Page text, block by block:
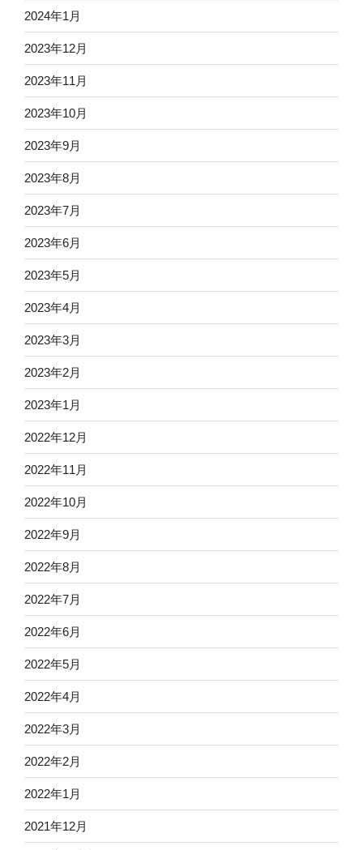
2024年1月
2023年12月
2023年11月
2023年10月
2023年9月
2023年8月
2023年7月
2023年6月
2023年5月
2023年4月
2023年3月
2023年2月
2023年1月
2022年12月
2022年11月
2022年10月
2022年9月
2022年8月
2022年7月
2022年6月
2022年5月
2022年4月
2022年3月
2022年2月
2022年1月
2021年12月